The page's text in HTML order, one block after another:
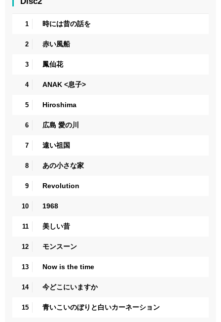
1 時には昔の話を
2 赤い風船
3 鳳仙花
4 ANAK <息子>
5 Hiroshima
6 広島 愛の川
7 遠い祖国
8 あの小さな家
9 Revolution
10 1968
11 美しい昔
12 モンスーン
13 Now is the time
14 今どこにいますか
15 青いこいのぼりと白いカーネーション